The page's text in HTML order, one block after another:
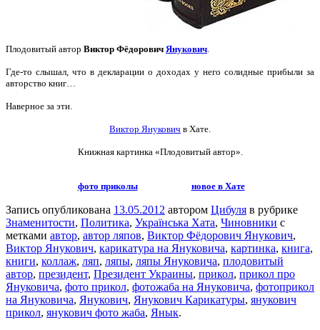
Плодовитый автор Виктор Фёдорович Янукович.
Где-то слышал, что в декларации о доходах у него солидные прибыли за
авторство книг…
Наверное за эти.
Виктор Янукович в Хате.
Книжная картинка «Плодовитый автор».
фото приколы новое в Хате
Запись опубликована 13.05.2012 автором Цибуля в рубрике
Знаменитости, Политика, Українська Хата, Чиновники с
метками автор, автор ляпов, Виктор Фёдорович Янукович,
Виктор Янукович, карикатура на Януковича, картинка, книга,
книги, коллаж, ляп, ляпы, ляпы Януковича, плодовитый
автор, президент, Президент Украины, прикол, прикол про
Януковича, фото прикол, фотожаба на Януковича, фотоприкол
на Януковича, Янукович, Янукович Карикатуры, янукович
прикол, янукович фото жаба, Янык.